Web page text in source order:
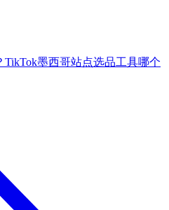
墨西哥站点选品工具哪个